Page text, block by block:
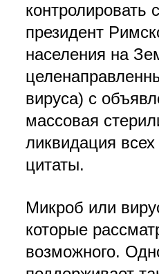
контролировать
президент
населения на
вируса) с
массовая
ликвидация
цитаты.
Микроб или
которые
возможного.